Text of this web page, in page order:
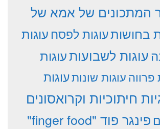
המתכונים של אמא של
בחושותעוגות לפסח עוגות
עוגות לשבועותעוגות
פרווהעוגות שונותעוגות
חיתוכיות וקרואסונים
פינגר פוד "finger food"